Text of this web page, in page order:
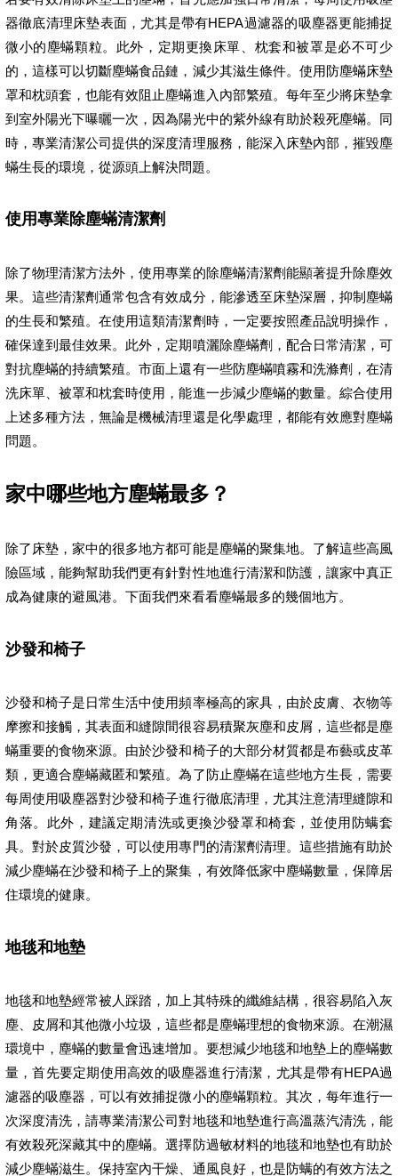
器徹底清理床墊表面，尤其是帶有HEPA過濾器的吸塵器更能捕捉
微小的塵蟎顆粒。此外，定期更換床單、枕套和被罩是必不可少
的，這樣可以切斷塵蟎食品鏈，減少其滋生條件。使用防塵蟎床墊
罩和枕頭套，也能有效阻止塵蟎進入內部繁殖。每年至少將床墊拿
到室外陽光下曝曬一次，因為陽光中的紫外線有助於殺死塵蟎。同
時，專業清潔公司提供的深度清理服務，能深入床墊內部，摧毀塵
蟎生長的環境，從源頭上解決問題。
使用專業除塵蟎清潔劑
除了物理清潔方法外，使用專業的除塵蟎清潔劑能顯著提升除塵效
果。這些清潔劑通常包含有效成分，能滲透至床墊深層，抑制塵蟎
的生長和繁殖。在使用這類清潔劑時，一定要按照產品說明操作，
確保達到最佳效果。此外，定期噴灑除塵蟎劑，配合日常清潔，可
對抗塵蟎的持續繁殖。市面上還有一些防塵蟎噴霧和洗滌劑，在清
洗床單、被罩和枕套時使用，能進一步減少塵蟎的數量。綜合使用
上述多種方法，無論是機械清理還是化學處理，都能有效應對塵蟎
問題。
家中哪些地方塵蟎最多？
除了床墊，家中的很多地方都可能是塵蟎的聚集地。了解這些高風
險區域，能夠幫助我們更有針對性地進行清潔和防護，讓家中真正
成為健康的避風港。下面我們來看看塵蟎最多的幾個地方。
沙發和椅子
沙發和椅子是日常生活中使用頻率極高的家具，由於皮膚、衣物等
摩擦和接觸，其表面和縫隙間很容易積聚灰塵和皮屑，這些都是塵
蟎重要的食物來源。由於沙發和椅子的大部分材質都是布藝或皮革
類，更適合塵蟎藏匿和繁殖。為了防止塵蟎在這些地方生長，需要
每周使用吸塵器對沙發和椅子進行徹底清理，尤其注意清理縫隙和
角落。此外，建議定期清洗或更換沙發罩和椅套，並使用防螨套
具。對於皮質沙發，可以使用專門的清潔劑清理。這些措施有助於
減少塵蟎在沙發和椅子上的聚集，有效降低家中塵蟎數量，保障居
住環境的健康。
地毯和地墊
地毯和地墊經常被人踩踏，加上其特殊的纖維結構，很容易陷入灰
塵、皮屑和其他微小垃圾，這些都是塵蟎理想的食物來源。在潮濕
環境中，塵蟎的數量會迅速增加。要想減少地毯和地墊上的塵蟎數
量，首先要定期使用高效的吸塵器進行清潔，尤其是帶有HEPA過
濾器的吸塵器，可以有效捕捉微小的塵蟎顆粒。其次，每年進行一
次深度清洗，請專業清潔公司對地毯和地墊進行高溫蒸汽清洗，能
有效殺死深藏其中的塵蟎。選擇防過敏材料的地毯和地墊也有助於
減少塵蟎滋生。保持室內干燥、通風良好，也是防螨的有效方法之